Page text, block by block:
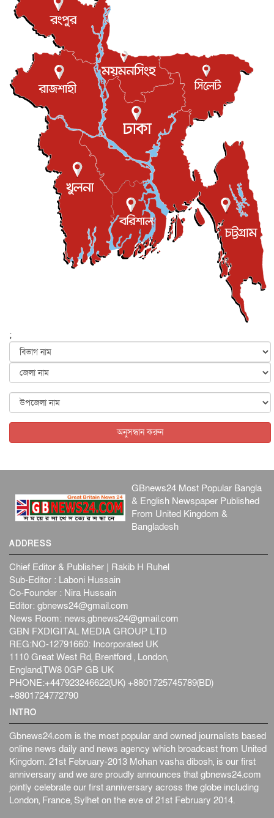
টি-টোয়েন্টি ইতিহাসের সর্বোচ্চ রানের মালিক এখন জস বাটলার
বস্তিতে কেটেছে শৈশব, আজ মুম্বাইয়ে দুই বাড়ির মালিক
বিনোদন ৬ আগস্ট, ২০২৬
যুক্তরাজ্যে বসবাসরত জাতীয়তাবাদী কুলাউড়াবাসীর মত বিনিময়
সভা...
ইউকে কমিউনিটি ৫ আগস্ট, ২০২৬
প্রধানমন্ত্রীকে সৌদি আরব সফরের আমন্ত্রণ
জাতীয় ৫ আগস্ট, ২০২৬
জুলাই গণ-অভ্যুত্থান দিবস আজ, স্মরণে দেশজুড়ে কর্মসূচি
জাতীয় ৫ আগস্ট, ২০২৬
জনগণ পরিবর্তন চেয়েছে বলেই জুলাই আন্দোলন সফল :
৫ আগস্ট, ২০২৬
বেনজীর আহমেদের সঙ্গে পরীমনির ঘনিষ্ঠ সম্পর্ক ছিল : নাসির
মাহম...
জাতীয় ৫ আগস্ট, ২০২৬
হরমুজ নিয়ে ইরান-মার্কিন চুক্তি হতে পারে আজ : মার্কিন অর্থমন...
৫ আগস্ট, ২০২৬
পৃথিবীর দিকে আসছে বিধ্বংসী বস্তু, পারমাণবিক বোমা দিয়ে করা
আন্তর্জাতিক ৫ আগস্ট, ২০২৬
কেনিয়ায় ১৫ হাতির রহস্যজনক মৃত্যু, সন্দেহের মুখে কীটনাশকের
আন্তর্জাতিক ৫ আগস্ট, ২০২৬
;
অনুসন্ধান করুন
GBnews24 Most Popular Bangla
& English Newspaper Published
From United Kingdom &
Bangladesh
ADDRESS
Chief Editor & Publisher | Rakib H Ruhel
Sub-Editor : Laboni Hussain
Co-Founder : Nira Hussain
Editor: gbnews24@gmail.com
News Room: news.gbnews24@gmail.com
GBN FXDIGITAL MEDIA GROUP LTD
REG:NO-12791660: Incorporated UK
1110 Great West Rd, Brentford , London,
England,TW8 0GP GB UK
PHONE:+447923246622(UK) +8801725745789(BD)
+8801724772790
INTRO
Gbnews24.com is the most popular and owned journalists based
online news daily and news agency which broadcast from United
Kingdom. 21st February-2013 Mohan vasha dibosh, is our first
anniversary and we are proudly announces that gbnews24.com
jointly celebrate our first anniversary across the globe including
London, France, Sylhet on the eve of 21st February 2014.